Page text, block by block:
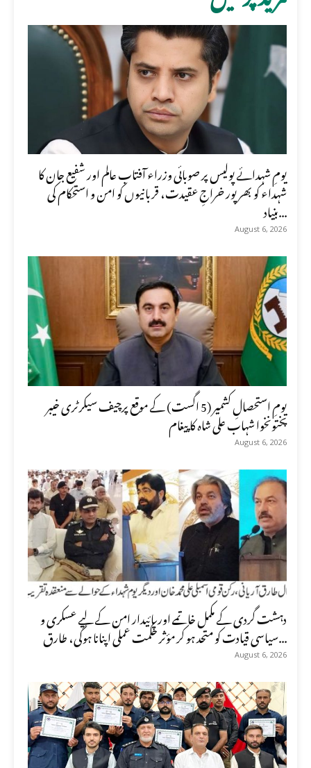
یومِ شہدائے پولیس پر صوبائی وزراء آفتاب عالم اور شفیع جان کا
شہداء کو بھرپور خراجِ عقیدت، قربانیوں کو امن و استحکام کی
بنیاد...
August 6, 2026
یومِ استحصالِ کشمیر (5 اگست) کے موقع پرچیف سیکرٹری خیبر
پختونخوا شہاب علی شاہ کا پیغام
August 6, 2026
دہشت گردی کے مکمل خاتمے اور پائیدار امن کے لیے عسکری و
سیاسی قیادت کو متحد ہو کر مؤثر حکمت عملی اپنانا ہوگی، طارق...
August 6, 2026